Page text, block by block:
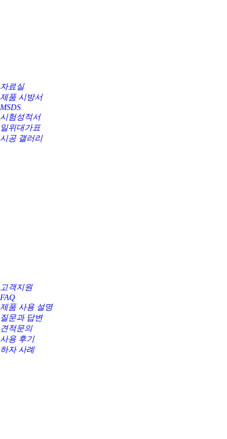
자료실
제품 시방서
MSDS
시험성적서
일위대가표
시공 갤러리
고객지원
FAQ
제품 사용 설명
질문과 답변
견적문의
사용 후기
하자 사례